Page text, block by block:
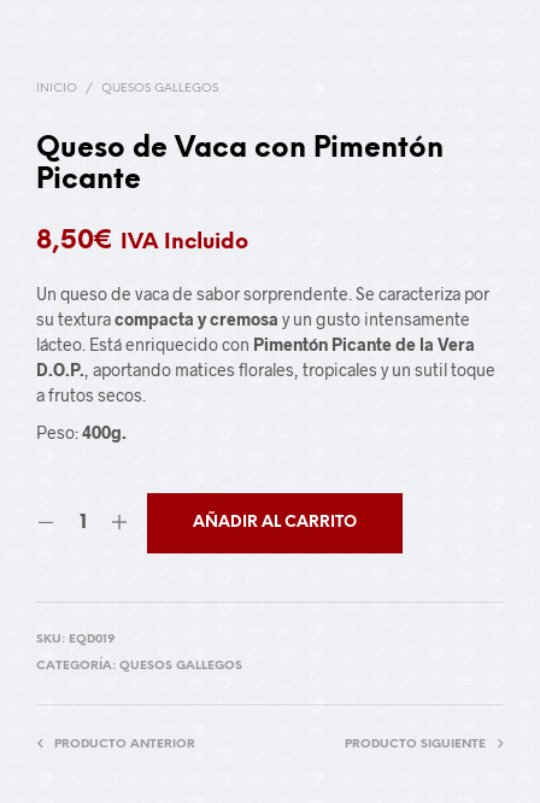
INICIO / QUESOS GALLEGOS
Queso de Vaca con Pimentón
Picante
8,50€ IVA Incluido
Un queso de vaca de sabor sorprendente. Se caracteriza por
su texturacompacta y cremosa y un gusto intensamente
lácteo. Está enriquecido con Pimentón Picante de la Vera
D.O.P. , aportando matices florales, tropicales y un sutil toque
a frutos secos.
Peso:400g.
AÑADIR AL CARRITO
SKU: EQD019
CATEGORÍA: QUESOS GALLEGOS
PRODUCTO ANTERIOR PRODUCTO SIGUIENTE